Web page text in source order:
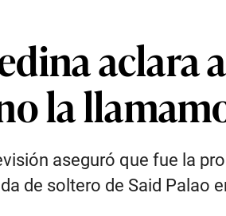
aclara
la
aseguró que fue la
de soltero de Said Palao